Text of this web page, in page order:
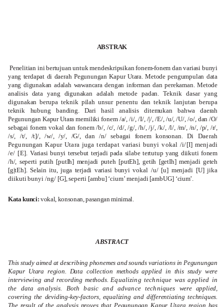
ABSTRAK
Penelitian ini bertujuan untuk mendeskripsikan fonem-fonem dan variasi bunyi
yang terdapat di daerah Pegunungan Kapur Utara. Metode pengumpulan data
yang digunakan adalah wawancara dengan informan dan perekaman. Metode
analisis data yang digunakan adalah metode padan.Teknik dasar yang
digunakan berupa teknik pilah unsur penentu dan teknik lanjutan berupa
teknik hubung banding. Dari hasil analisis ditemukan bahwa daerah
Pegunungan Kapur Utaramemiliki fonem /a/, /i/, /I/, /|/, /E/, /u/, /U/, /o/, dan /O/
sebagai fonem vokal dan fonem /b/, /c/,/d/, /g/, /h/, /j/, /k/, /l/, /m/, /n/, /p/, /r/,
/s/, /t/, /t]/, /w/, /y/, /G/, dan /n/ sebagai fonem konsonan. Di Daerah
Pegunungan Kapur Utara juga terdapat variasi bunyi vokal /i/[I] menjadi
/e/ [E]. Variasi bunyi tersebut terjadi pada silabe tertutup yang diikuti fonem
/h/, seperti putih [putIh] menjadi puteh [putEh],getih [getIh] menjadi geteh
[g|tEh]. Selain itu, juga terjadi variasi bunyivokal /u/ [u] menjadi [U] jika
diikuti bunyi /ng/ [G], seperti [ambu] ‘cium’ menjadi [ambUG] ‘cium’.
Kata kunci:vokal, konsonan, pasangan minimal.
ABSTRACT
This study aimed at describing phonemes and sounds variations in Pegunungan
Kapur Utara region. Data collection methods applied in this study were
interviewing and recording methods. Equalizing technique was applied in
the data analysis. Both basic and advance techniques were applied,
covering the deviding-key-factors, equalizing and differentiating techniques.
The result of the analysis proves that Pegunungan Kapur Utara region has